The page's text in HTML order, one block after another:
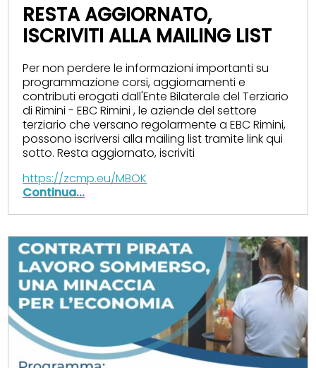
RESTA AGGIORNATO,
ISCRIVITI ALLA MAILING LIST
Per non perdere le informazioni importanti su
programmazione corsi, aggiornamenti e
contributi erogati dall'Ente Bilaterale del Terziario
di Rimini - EBC Rimini , le aziende del settore
terziario che versano regolarmente a EBC Rimini,
possono iscriversi alla mailing list tramite link qui
sotto. Resta aggiornato, iscriviti
https://zcmp.eu/MBOK
Continua...